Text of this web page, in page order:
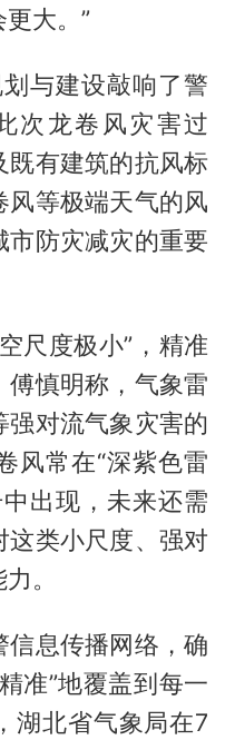
大。”
与建设敲响了警
次龙卷风灾害过
既有建筑的抗风标
风等极端天气的风
市防灾减灾的重要
尺度极小”，精准
傅慎明称，气象雷
对流气象灾害的
风常在“深紫色雷
出现，未来还需
这类小尺度、强对
。
信息传播网络，确
准”地覆盖到每一
湖北省气象局在7